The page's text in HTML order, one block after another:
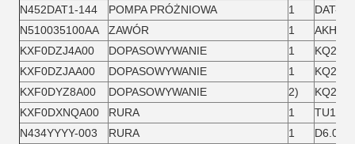
N452DAT1-144
POMPA PRÓŻNIOWA 1
DAT-
N510035100AA
ZAWÓR 1
KXF0DZJ4A00
DOPASOWYWANIE 1
KXF0DZJAA00
DOPASOWYWANIE 1
KXF0DYZ8A00
DOPASOWYWANIE 2)
KXF0DXNQA00
RURA 1
N434YYYY-003
RURA 1